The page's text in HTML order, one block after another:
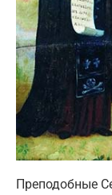
Преподобные